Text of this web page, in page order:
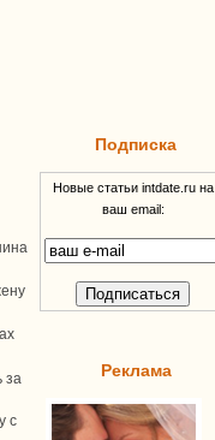
за
с
Подписка
Новые статьи intdate.ru на
ваш email:
Реклама